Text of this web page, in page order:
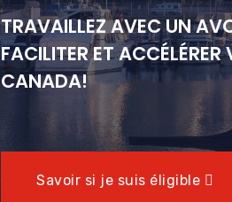
TRAVAILLEZ AVEC UN
FACILITER ET
CANADA!
Savoir si je suis éligible
TRAVAILLEZ AVEC UN
FACILITER ET
CANADA!
Savoir si je suis éligible
TRAVAILLEZ AVEC UN
FACILITER ET
CANADA!
Savoir si je suis éligible